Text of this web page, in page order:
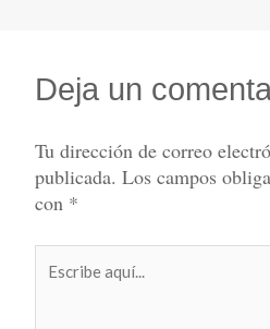
Deja un
Tu dirección de correo
publicada. Los campos
con *
aquí...